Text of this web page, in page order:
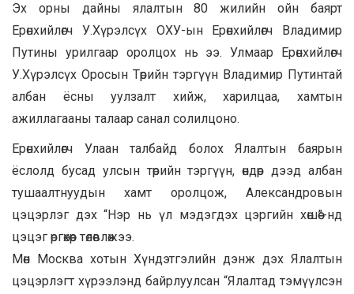
Эх орны дайны ялалтын 80 жилийн ойн баярт
Ерөнхийлөгч У.Хүрэлсүх ОХУ-ын Ерөнхийлөгч Владимир
Путины урилгаар оролцох нь ээ. Улмаар Ерөнхийлөгч
У.Хүрэлсүх Оросын Төрийн тэргүүн Владимир Путинтай
албан ёсны уулзалт хийж, харилцаа, хамтын
ажиллагааны талаар санал солилцоно.
Ерөнхийлөгч Улаан талбайд болох Ялалтын баярын
ёслолд бусад улсын төрийн тэргүүн, өндөр дээд албан
тушаалтнуудын хамт оролцож, Александровын
цэцэрлэг дэх “Нэр нь үл мэдэгдэх цэргийн хөшөө”-нд
цэцэг өргөхөөр төлөвлөжээ.
Мөн Москва хотын Хүндэтгэлийн дэнж дэх Ялалтын
цэцэрлэгт хүрээлэнд байрлуулсан “Ялалтад тэмүүлсэн